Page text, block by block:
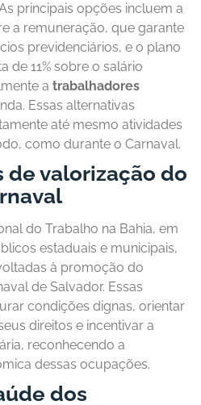
principais opções incluem a
a remuneração, que garante
previdenciários, e o plano
de 11% sobre o salário
a trabalhadores
Essas alternativas
até mesmo atividades
como durante o Carnaval.
de valorização do
do Trabalho na Bahia, em
estaduais e municipais,
à promoção do
de Salvador. Essas
condições dignas, orientar
direitos e incentivar a
reconhecendo a
dessas ocupações.
dos